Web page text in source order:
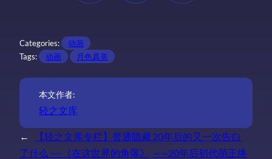
Categories:
动画
Tags:
动画 月色真美
本文作者:
轻之文库
←
【轻之文库专栏】普通隐藏
了什么 —-《在这世界的角落》
20年后的又一次告白
——20年后初代萌王终